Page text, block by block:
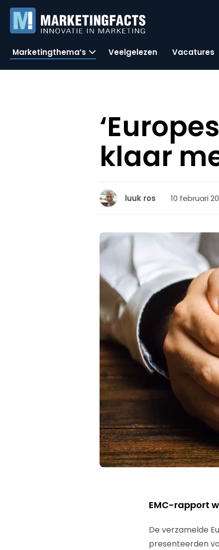
Marketingthema’s Veelgelezen Vacatures
klaar
luuk ros 10 februari
EMC-rapport
De verzamelde
presenteerden